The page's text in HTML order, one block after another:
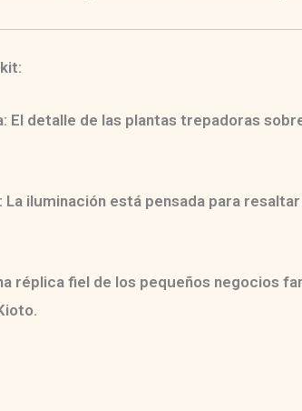
El detalle de las plantas trepadoras
La iluminación está pensada para
réplica fiel de los pequeños negocios